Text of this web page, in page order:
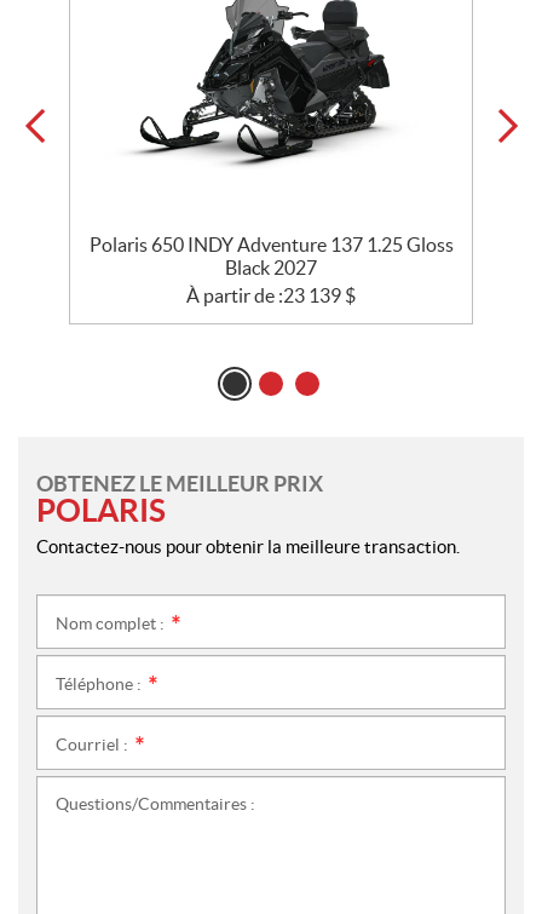
Polaris 650 INDY Adventure 137 1.25 Gloss
Black 2027
À partir de :23 139 $
OBTENEZ LE MEILLEUR PRIX
POLARIS
Contactez-nous pour obtenir la meilleure transaction.
Nom complet :
Téléphone :
Courriel :
Questions/Commentaires :